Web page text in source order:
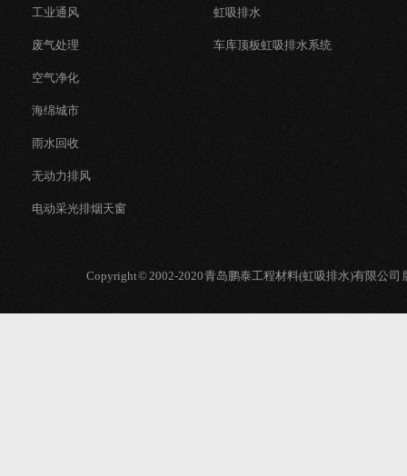
工业通风
废气处理
空气净化
海绵城市
雨水回收
无动力排风
电动采光排烟天窗
虹吸排水
车库顶板虹吸排水系统
Copyright © 2002-2020 青岛鹏泰工程材料(虹吸排水)有限公司